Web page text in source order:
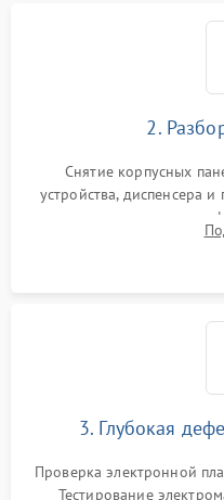
2.
Снятие корпусных
устройства, диспенсера и
внутренних узлов от
Промывка дренажных
3. Глубокая
Проверка электронной
Тестирование